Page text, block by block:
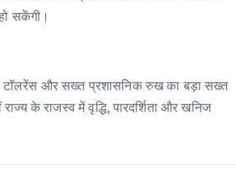
सकेंगी।
टॉलरेंस और सख्त प्रशासनिक रुख का बड़ा सख्त
के राजस्व में वृद्धि, पारदर्शिता और खनिज